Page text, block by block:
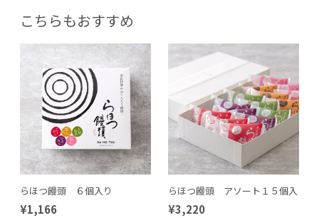
こちらもおすすめ
らほつ饅頭 ６個入り
¥1,166
らほつ饅頭 アソート１５個入
¥3,220